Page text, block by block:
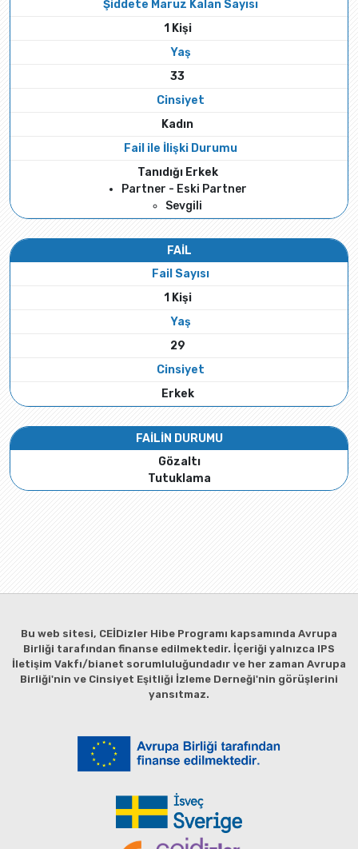
Şiddete Maruz Kalan Sayısı
1 Kişi
Yaş
33
Cinsiyet
Kadın
Fail ile İlişki Durumu
Tanıdığı Erkek
Partner - Eski Partner
Sevgili
FAİL
Fail Sayısı
1 Kişi
Yaş
29
Cinsiyet
Erkek
FAİLİN DURUMU
Gözaltı
Tutuklama
Bu web sitesi, CEİDizler Hibe Programı kapsamında Avrupa
Birliği tarafından finanse edilmektedir. İçeriği yalnızca IPS
İletişim Vakfı/bianet sorumluluğundadır ve her zaman Avrupa
Birliği'nin ve Cinsiyet Eşitliği İzleme Derneği'nin görüşlerini
yansıtmaz.